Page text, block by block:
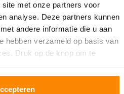
met onze partners voor
analyse. Deze partners kunnen
andere informatie die u aan
hebben verzameld op basis van
Druk op de knop om te